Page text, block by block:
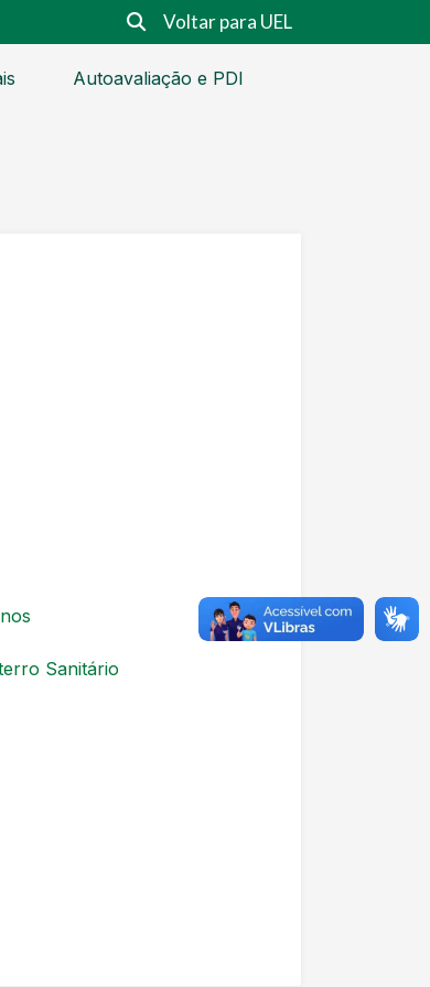
Voltar para UEL
Autoavaliação e PDI
Sanitário